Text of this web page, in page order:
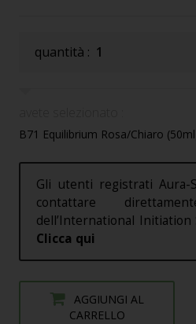
quantità : 1
B71 Equilibrium Rosa/Chiaro
Gli utenti registrati
contattare
dell’International
Clicca qui
AGGIUNGI AL
CARRELLO